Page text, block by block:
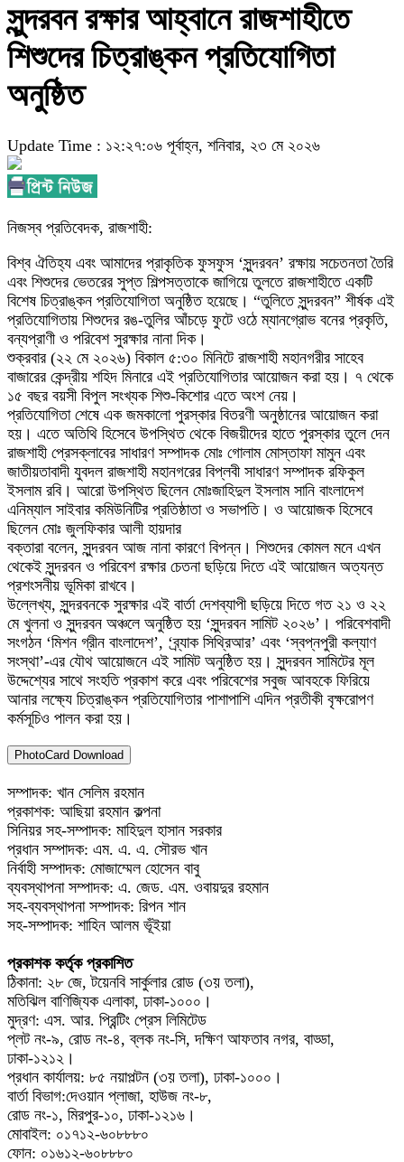
সুন্দরবন রক্ষার আহ্বানে রাজশাহীতে
শিশুদের চিত্রাঙ্কন প্রতিযোগিতা
অনুষ্ঠিত
Update Time : ১২:২৭:০৬ পূর্বাহ্ন, শনিবার, ২৩ মে ২০২৬
নিজস্ব প্রতিবেদক, রাজশাহী:
বিশ্ব ঐতিহ্য এবং আমাদের প্রাকৃতিক ফুসফুস ‘সুন্দরবন’ রক্ষায় সচেতনতা তৈরি
এবং শিশুদের ভেতরের সুপ্ত শিল্পসত্তাকে জাগিয়ে তুলতে রাজশাহীতে একটি
বিশেষ চিত্রাঙ্কন প্রতিযোগিতা অনুষ্ঠিত হয়েছে। “তুলিতে সুন্দরবন” শীর্ষক এই
প্রতিযোগিতায় শিশুদের রঙ-তুলির আঁচড়ে ফুটে ওঠে ম্যানগ্রোভ বনের প্রকৃতি,
বন্যপ্রাণী ও পরিবেশ সুরক্ষার নানা দিক।
শুক্রবার (২২ মে ২০২৬) বিকাল ৫:৩০ মিনিটে রাজশাহী মহানগরীর সাহেব
বাজারের কেন্দ্রীয় শহিদ মিনারে এই প্রতিযোগিতার আয়োজন করা হয়। ৭ থেকে
১৫ বছর বয়সী বিপুল সংখ্যক শিশু-কিশোর এতে অংশ নেয়।
প্রতিযোগিতা শেষে এক জমকালো পুরস্কার বিতরণী অনুষ্ঠানের আয়োজন করা
হয়। এতে অতিথি হিসেবে উপস্থিত থেকে বিজয়ীদের হাতে পুরস্কার তুলে দেন
রাজশাহী প্রেসক্লাবের সাধারণ সম্পাদক মোঃ গোলাম মোস্তাফা মামুন এবং
জাতীয়তাবাদী যুবদল রাজশাহী মহানগরের বিপ্লবী সাধারণ সম্পাদক রফিকুল
ইসলাম রবি। আরো উপস্থিত ছিলেন মোঃজাহিদুল ইসলাম সানি বাংলাদেশ
এনিম্যাল সাইবার কমিউনিটির প্রতিষ্ঠাতা ও সভাপতি। ও আয়োজক হিসেবে
ছিলেন মোঃ জুলফিকার আলী হায়দার
বক্তারা বলেন, সুন্দরবন আজ নানা কারণে বিপন্ন। শিশুদের কোমল মনে এখন
থেকেই সুন্দরবন ও পরিবেশ রক্ষার চেতনা ছড়িয়ে দিতে এই আয়োজন অত্যন্ত
প্রশংসনীয় ভূমিকা রাখবে।
উল্লেখ্য, সুন্দরবনকে সুরক্ষার এই বার্তা দেশব্যাপী ছড়িয়ে দিতে গত ২১ ও ২২
মে খুলনা ও সুন্দরবন অঞ্চলে অনুষ্ঠিত হয় ‘সুন্দরবন সামিট ২০২৬’। পরিবেশবাদী
সংগঠন ‘মিশন গ্রীন বাংলাদেশ’, ‘ব্র্যাক সিথ্রিআর’ এবং ‘স্বপ্নপুরী কল্যাণ
সংস্থা’-এর যৌথ আয়োজনে এই সামিট অনুষ্ঠিত হয়। সুন্দরবন সামিটের মূল
উদ্দেশ্যের সাথে সংহতি প্রকাশ করে এবং পরিবেশের সবুজ আবহকে ফিরিয়ে
আনার লক্ষ্যে চিত্রাঙ্কন প্রতিযোগিতার পাশাপাশি এদিন প্রতীকী বৃক্ষরোপণ
কর্মসূচিও পালন করা হয়।
PhotoCard Download
সম্পাদক: খান সেলিম রহমান
প্রকাশক: আছিয়া রহমান কল্পনা
সিনিয়র সহ-সম্পাদক: মাহিদুল হাসান সরকার
প্রধান সম্পাদক: এম. এ. এ. সৌরভ খান
নির্বাহী সম্পাদক: মোজাম্মেল হোসেন বাবু
ব্যবস্থাপনা সম্পাদক: এ. জেড. এম. ওবায়দুর রহমান
সহ-ব্যবস্থাপনা সম্পাদক: রিপন শান
সহ-সম্পাদক: শাহিন আলম ভূঁইয়া
প্রকাশক কর্তৃক প্রকাশিত
ঠিকানা: ২৮ জে, টয়েনবি সার্কুলার রোড (৩য় তলা),
মতিঝিল বাণিজ্যিক এলাকা, ঢাকা-১০০০।
মুদ্রণ: এস. আর. প্রিন্টিং প্রেস লিমিটেড
প্লট নং-৯, রোড নং-৪, ব্লক নং-সি, দক্ষিণ আফতাব নগর, বাড্ডা,
ঢাকা-১২১২।
প্রধান কার্যালয়: ৮৫ নয়াপল্টন (৩য় তলা), ঢাকা-১০০০।
বার্তা বিভাগ:দেওয়ান প্লাজা, হাউজ নং-৮,
রোড নং-১, মিরপুর-১০, ঢাকা-১২১৬।
মোবাইল: ০১৭১২-৬০৮৮৮০
ফোন: ০১৬১২-৬০৮৮৮০